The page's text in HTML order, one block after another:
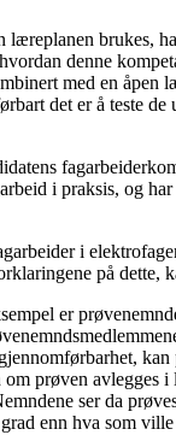
brukes,
denne
med en åpen
det er å teste
i praksis, og
i
på
er
prøven
ser da
enn hva som